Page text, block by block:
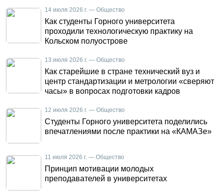
14 июля 2026 г. — Общество
Как студенты Горного университета
проходили технологическую практику на
Кольском полуострове
13 июля 2026 г. — Общество
Как старейшие в стране технический вуз и
центр стандартизации и метрологии «сверяют
часы» в вопросах подготовки кадров
12 июля 2026 г. — Общество
Студенты Горного университета поделились
впечатлениями после практики на «КАМАЗе»
11 июля 2026 г. — Общество
Принцип мотивации молодых
преподавателей в университетах